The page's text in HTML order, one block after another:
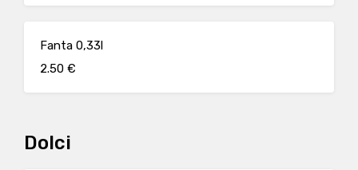
Fanta 0,33l
2.50 €
Dolci